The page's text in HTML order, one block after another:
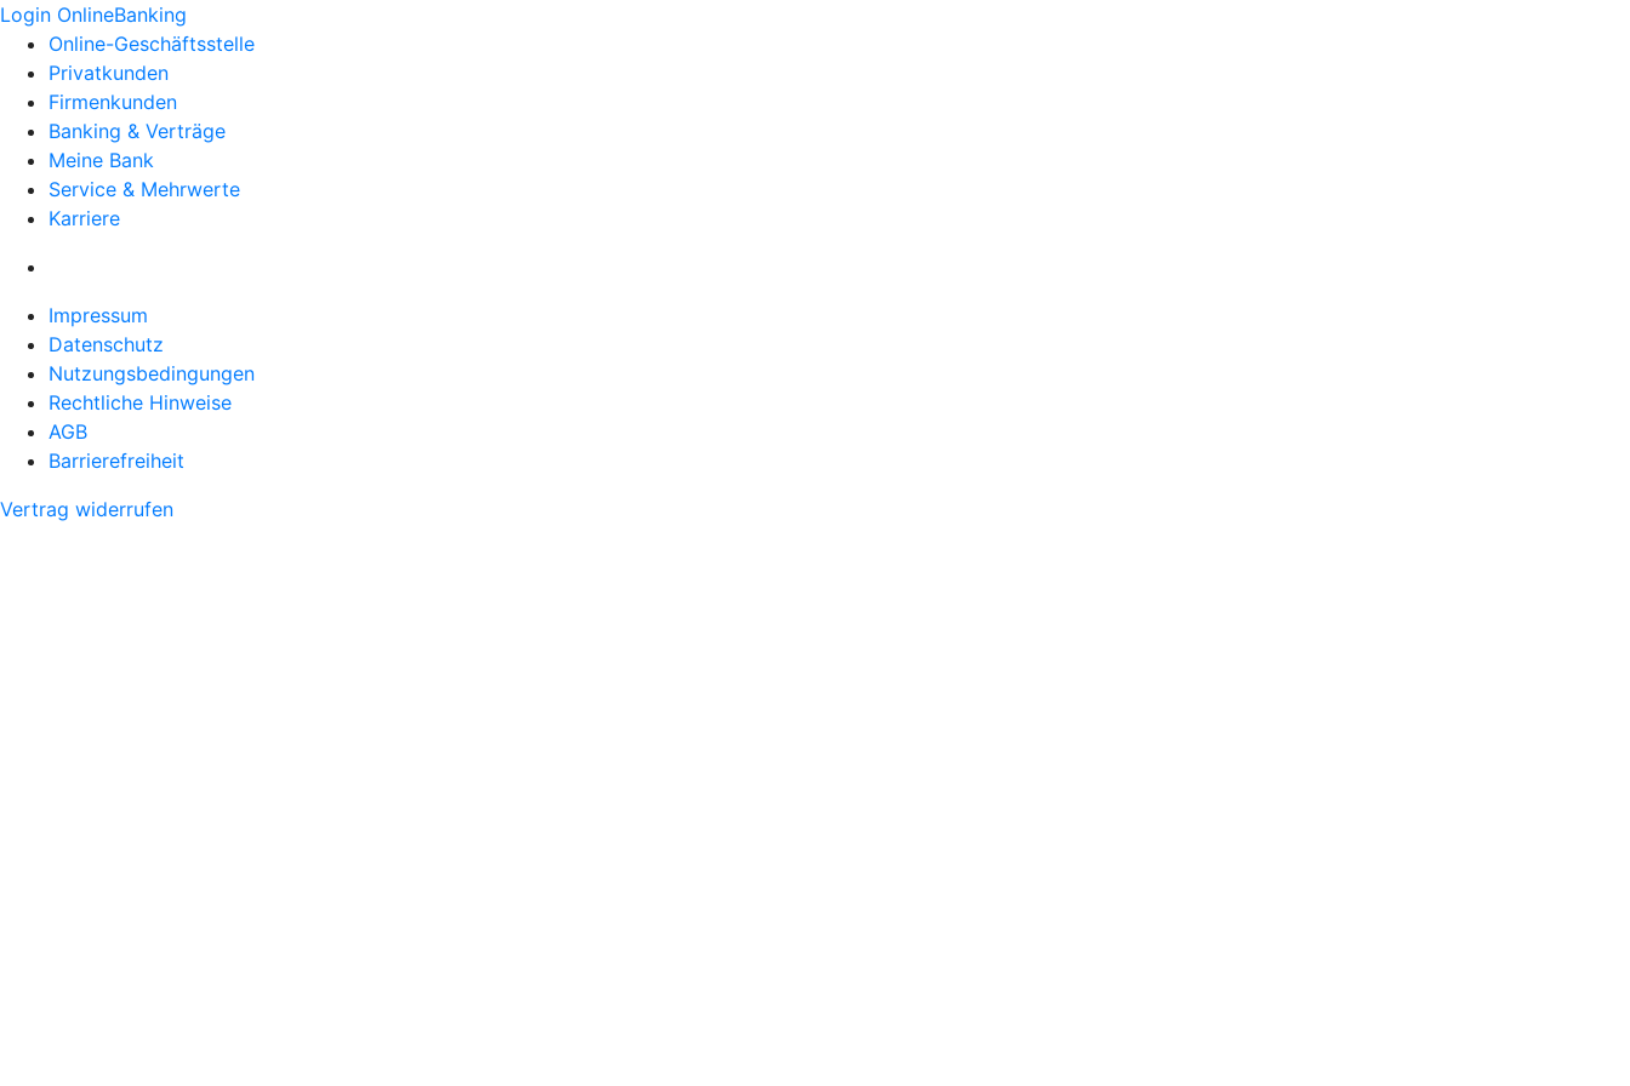
Login OnlineBanking
Online-Geschäftsstelle
Privatkunden
Firmenkunden
Banking & Verträge
Meine Bank
Service & Mehrwerte
Karriere
Impressum
Datenschutz
Nutzungsbedingungen
Rechtliche Hinweise
AGB
Barrierefreiheit
Vertrag widerrufen